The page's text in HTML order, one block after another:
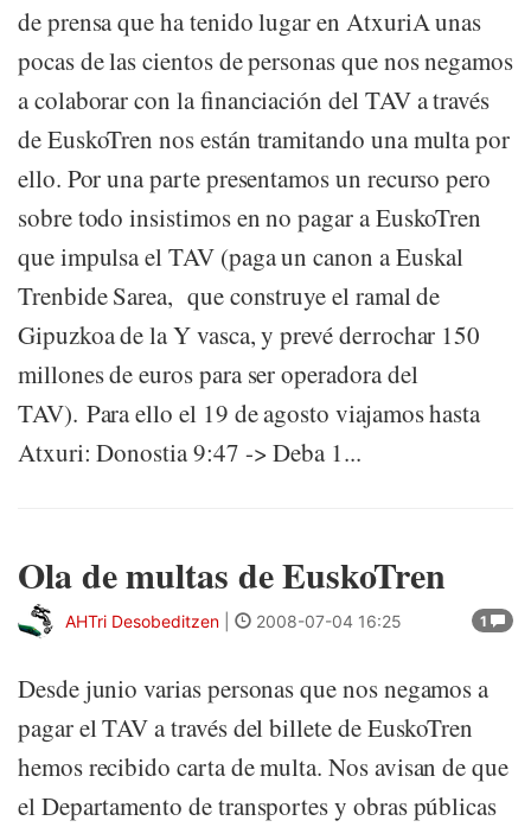
de prensa que ha tenido lugar en AtxuriA unas
pocas de las cientos de personas que nos negamos
a colaborar con la financiación del TAV a través
de EuskoTren nos están tramitando una multa por
ello. Por una parte presentamos un recurso pero
sobre todo insistimos en no pagar a EuskoTren
que impulsa el TAV (paga un canon a Euskal
Trenbide Sarea, que construye el ramal de
Gipuzkoa de la Y vasca, y prevé derrochar 150
millones de euros para ser operadora del
TAV). Para ello el 19 de agosto viajamos hasta
Atxuri: Donostia 9:47 -> Deba 1...
Ola de multas de EuskoTren
1
AHTri Desobeditzen 2008-07-04 16:25
Desde junio varias personas que nos negamos a
pagar el TAV a través del billete de EuskoTren
hemos recibido carta de multa. Nos avisan de que
el Departamento de transportes y obras públicas